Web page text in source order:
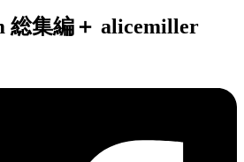
総集編＋ alicemiller